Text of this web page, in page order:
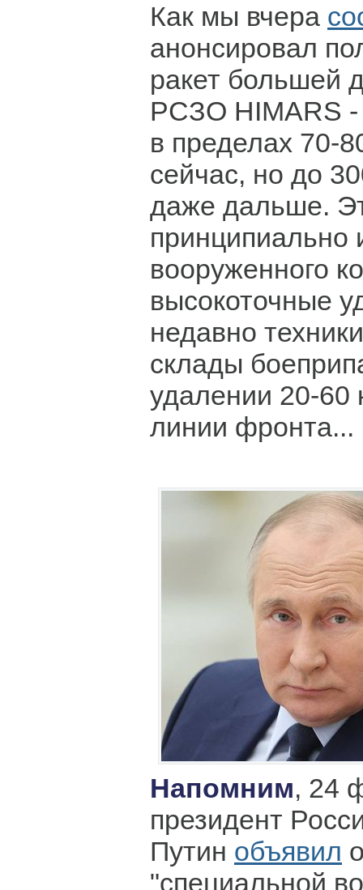
Как мы вчера
анонсировал
ракет большей
РСЗО HIMARS -
в пределах 70-
сейчас, но до
даже дальше.
принципиально
вооруженного
высокоточные
недавно
склады
удалении 20-60
линии фронта...
Напомним, 24
президент
Путин объявил
"специальной